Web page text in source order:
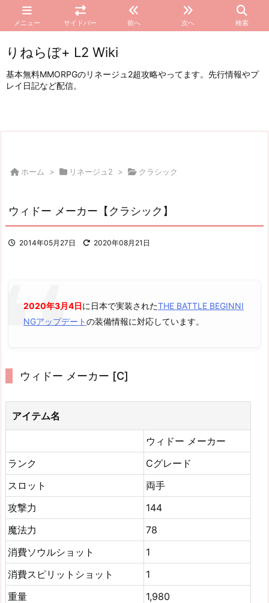
メニュー サイドバー 前へ 次へ 検索
りねらぼ+ L2 Wiki
基本無料MMORPGのリネージュ2超攻略やってます。先行情報やプ
レイ日記など配信。
ホーム > リネージュ2 > クラシック
ウィドー メーカー【クラシック】
2014年05月27日 2020年08月21日
2020年3月4日に日本で実装されたTHE BATTLE BEGINNI
NGアップデートの装備情報に対応しています。
ウィドー メーカー [C]
アイテム名
ウィドー メーカー
ランク
Cグレード
スロット
両手
攻撃力
144
魔法力
78
消費ソウルショット
1
消費スピリットショット
1
重量
1,980